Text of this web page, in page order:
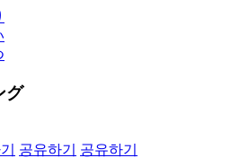
グ
공유하기
공유하기